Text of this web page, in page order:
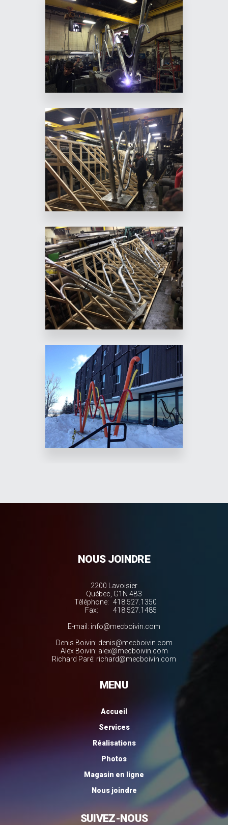
NOUS JOINDRE
2200 Lavoisier
Québec, G1N 4B3
Téléphone: 418.527.1350
Fax:
418.527.1485
E-mail: info@mecboivin.com
Denis Boivin: denis@mecboivin.com
Alex Boivin: alex@mecboivin.com
Richard Paré: richard@mecboivin.com
MENU
Accueil
Services
Réalisations
Photos
Magasin en ligne
Nous joindre
SUIVEZ-NOUS